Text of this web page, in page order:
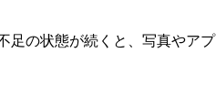
足の状態が続くと、写真やアプ